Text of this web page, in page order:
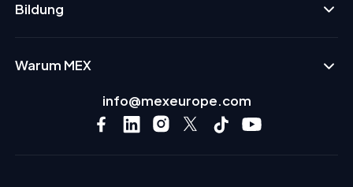
Bildung
Warum MEX
info@mexeurope.com